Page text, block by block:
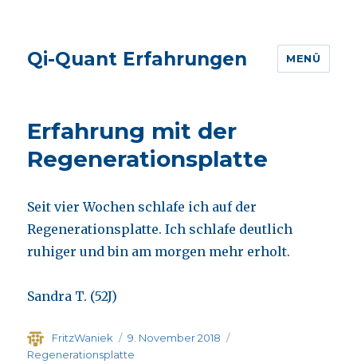
Qi-Quant Erfahrungen MENÜ
Erfahrung mit der
Regenerationsplatte
Seit vier Wochen schlafe ich auf der
Regenerationsplatte. Ich schlafe deutlich
ruhiger und bin am morgen mehr erholt.
Sandra T. (52J)
Autor
FritzWaniek
Veröffentlicht
am
9. November 2018
Regenerationsplatte